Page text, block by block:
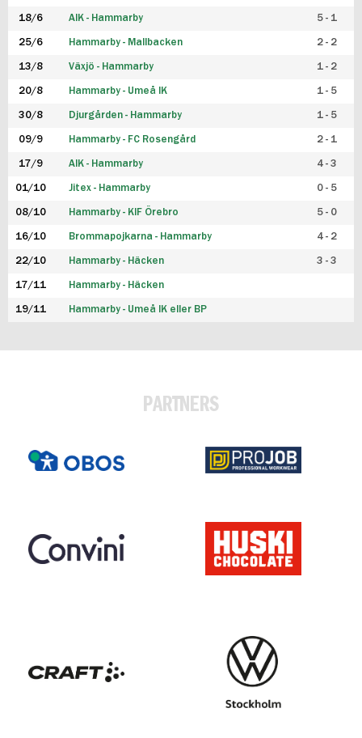
18/6 AIK - Hammarby 5 - 1
25/6 Hammarby - Mallbacken 2 - 2
13/8 Växjö - Hammarby 1 - 2
20/8 Hammarby - Umeå IK 1 - 5
30/8 Djurgården - Hammarby 1 - 5
09/9 Hammarby - FC Rosengård 2 - 1
17/9 AIK - Hammarby 4 - 3
01/10 Jitex - Hammarby 0 - 5
08/10 Hammarby - KIF Örebro 5 - 0
16/10 Brommapojkarna - Hammarby 4 - 2
22/10 Hammarby - Häcken 3 - 3
17/11 Hammarby - Häcken
19/11 Hammarby - Umeå IK eller BP
PARTNERS